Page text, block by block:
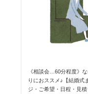
《相談会…60分程度》
りにおススメ♪【結婚式
ジ・ご希望・日程・見